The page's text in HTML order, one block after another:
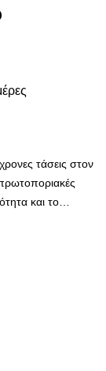
τάσεις στον
και το
σε θέση να
και τους πιο
αναδείξουμε